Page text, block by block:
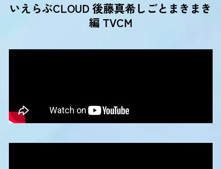
いえらぶCLOUD 後藤真希しごとまきまき
編 TVCM